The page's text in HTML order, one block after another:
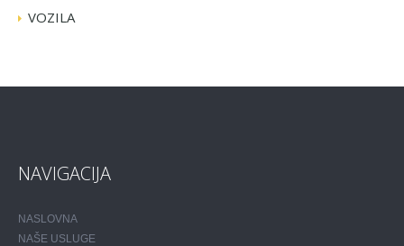
VOZILA
NAVIGACIJA
NASLOVNA
NAŠE USLUGE